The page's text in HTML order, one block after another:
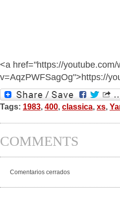
<a href="https://youtube.com/
v=AqzPWFSagOg">https://
Tags: 1983, 400, classica, xs,
COMMENTS
Comentarios cerrados